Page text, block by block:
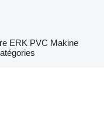
ERK PVC Makine